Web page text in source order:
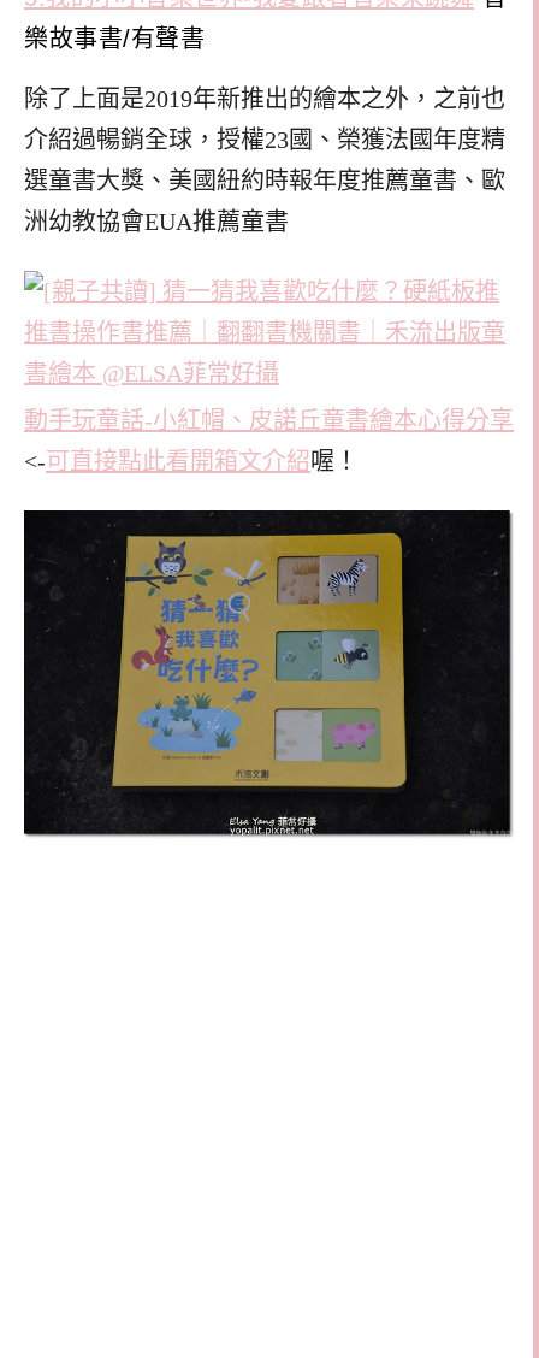
樂故事書/有聲書
除了上面是2019年新推出的繪本之外，之前也
介紹過暢銷全球，授權23國、榮獲法國年度精
選童書大獎、美國紐約時報年度推薦童書、歐
洲幼教協會EUA推薦童書
動手玩童話-小紅帽、皮諾丘童書繪本心得分享
<-可直接點此看開箱文介紹喔！